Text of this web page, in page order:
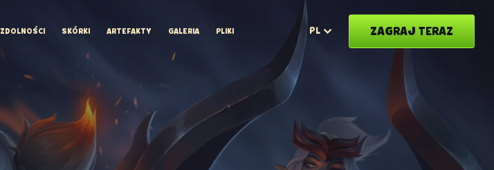
ZDOLNOŚCI SKÓRKI ARTEFAKTY GALERIA PLIKI PL ZAGRAJ TERAZ